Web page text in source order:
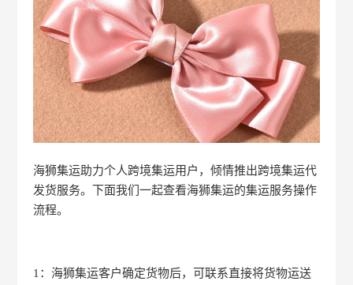
海狮集运助力个人跨境集运用户，倾情推出跨境集运代
发货服务。下面我们一起查看海狮集运的集运服务操作
流程。
1：海狮集运客户确定货物后，可联系直接将货物运送